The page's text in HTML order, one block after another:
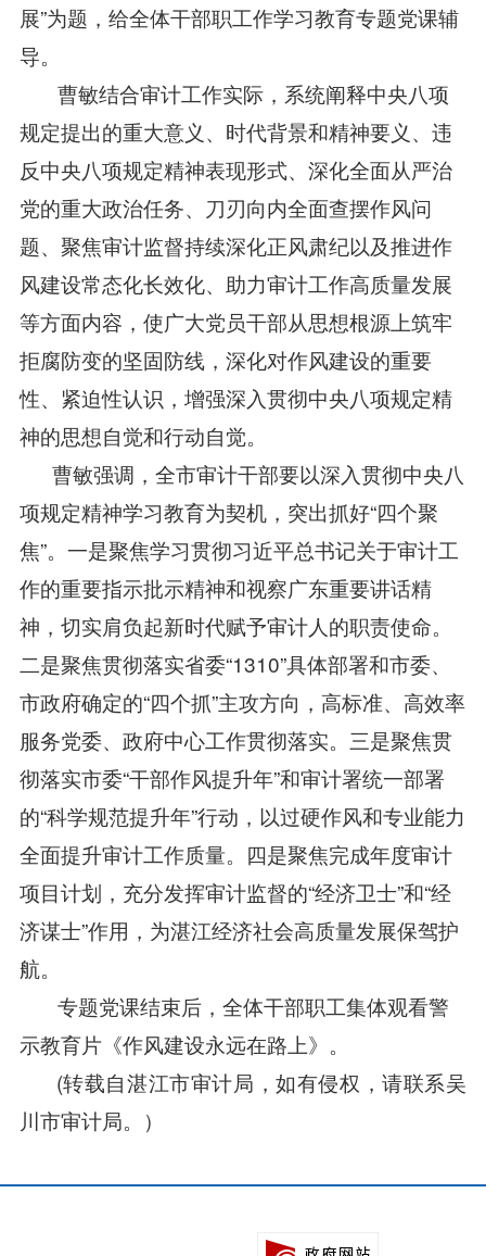
展”为题，给全体干部职工作学习教育专题党课辅
导。
曹敏结合审计工作实际，系统阐释中央八项
规定提出的重大意义、时代背景和精神要义、违
反中央八项规定精神表现形式、深化全面从严治
党的重大政治任务、刀刃向内全面查摆作风问
题、聚焦审计监督持续深化正风肃纪以及推进作
风建设常态化长效化、助力审计工作高质量发展
等方面内容，使广大党员干部从思想根源上筑牢
拒腐防变的坚固防线，深化对作风建设的重要
性、紧迫性认识，增强深入贯彻中央八项规定精
神的思想自觉和行动自觉。
曹敏强调，全市审计干部要以深入贯彻中央八
项规定精神学习教育为契机，突出抓好“四个聚
焦”。一是聚焦学习贯彻习近平总书记关于审计工
作的重要指示批示精神和视察广东重要讲话精
神，切实肩负起新时代赋予审计人的职责使命。
二是聚焦贯彻落实省委“1310”具体部署和市委、
市政府确定的“四个抓”主攻方向，高标准、高效率
服务党委、政府中心工作贯彻落实。三是聚焦贯
彻落实市委“干部作风提升年”和审计署统一部署
的“科学规范提升年”行动，以过硬作风和专业能力
全面提升审计工作质量。四是聚焦完成年度审计
项目计划，充分发挥审计监督的“经济卫士”和“经
济谋士”作用，为湛江经济社会高质量发展保驾护
航。
专题党课结束后，全体干部职工集体观看警
示教育片《作风建设永远在路上》。
(转载自湛江市审计局，如有侵权，请联系吴
川市审计局。）